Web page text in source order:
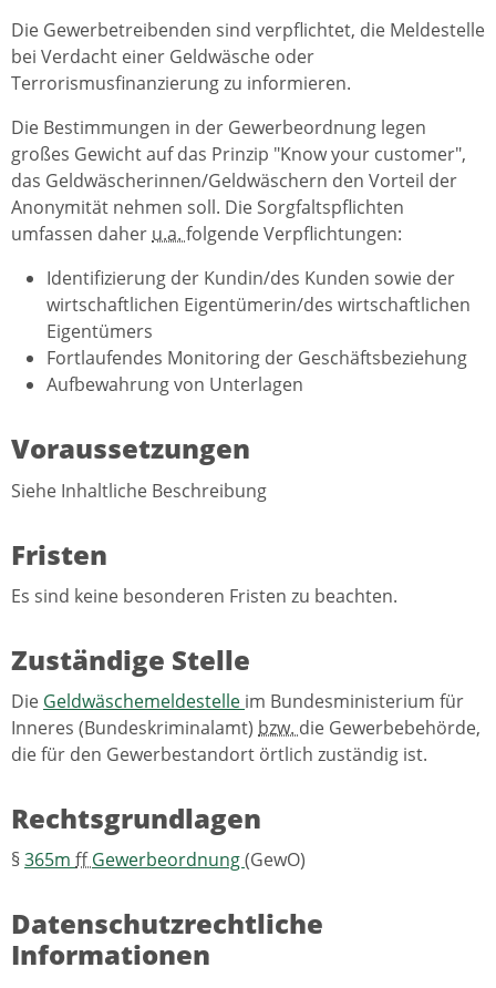
Die Gewerbetreibenden sind verpflichtet, die Meldestelle
bei Verdacht einer Geldwäsche oder
Terrorismusfinanzierung zu informieren.
Die Bestimmungen in der Gewerbeordnung legen
großes Gewicht auf das Prinzip "Know your customer",
das Geldwäscherinnen/Geldwäschern den Vorteil der
Anonymität nehmen soll. Die Sorgfaltspflichten
umfassen daher u.a. folgende Verpflichtungen:
Identifizierung der Kundin/des Kunden sowie der
wirtschaftlichen Eigentümerin/des wirtschaftlichen
Eigentümers
Fortlaufendes Monitoring der Geschäftsbeziehung
Aufbewahrung von Unterlagen
Voraussetzungen
Siehe Inhaltliche Beschreibung
Fristen
Es sind keine besonderen Fristen zu beachten.
Zuständige Stelle
Die Geldwäschemeldestelle im Bundesministerium für
Inneres (Bundeskriminalamt) bzw. die Gewerbebehörde,
die für den Gewerbestandort örtlich zuständig ist.
Rechtsgrundlagen
§365m ffGewerbeordnung(GewO)
Datenschutzrechtliche
Informationen